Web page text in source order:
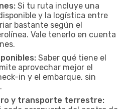
Si tu ruta incluye una
y la logística entre
bastante según el
Vale tenerlo en cuenta
Saber qué tiene el
aprovechar mejor el
in y el embarque, sin
y transporte terrestre: